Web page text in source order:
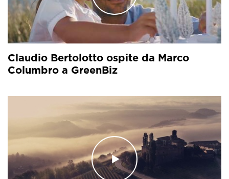
Claudio Bertolotto ospite da Marco
Columbro a GreenBiz